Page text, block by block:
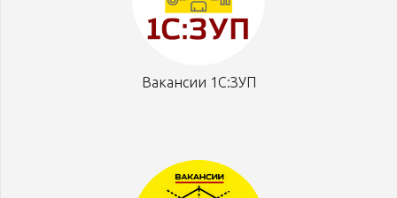
Вакансии 1С:ЗУП